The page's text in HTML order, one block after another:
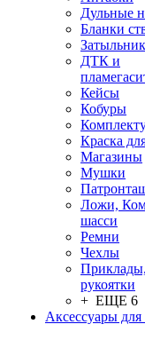
Дульные
Бланки
ДТК и
Кейсы
Кобуры
Краска
Магазины
Мушки
Ложи,
шасси
Ремни
Чехлы
рукоятки
+ ЕЩЕ 6
Аксессуары для